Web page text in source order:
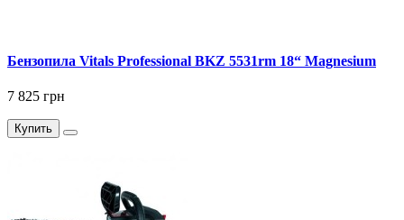
Бензопила Vitals Professional BKZ 5531rm 18“ Magnesium
7 825 грн
Купить